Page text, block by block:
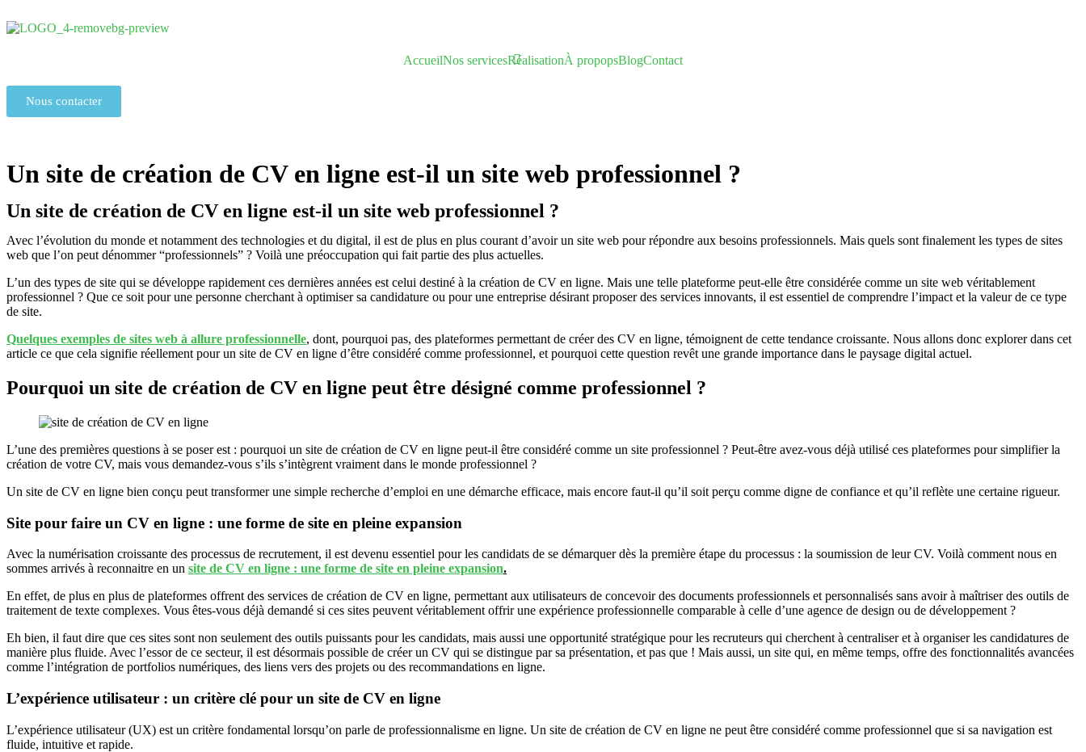
AccueilNos servicesRéalisationÀ propopsBlogContact
Nous contacter
Un site de création de CV en ligne est-il un site web professionnel ?
Un site de création de CV en ligne est-il un site web professionnel ?
Avec l’évolution du monde et notamment des technologies et du digital, il est de plus en plus courant d’avoir un site web pour répondre aux besoins professionnels. Mais quels sont finalement les types de sites
web que l’on peut dénommer “professionnels” ? Voilà une préoccupation qui fait partie des plus actuelles.
L’un des types de site qui se développe rapidement ces dernières années est celui destiné à la création de CV en ligne. Mais une telle plateforme peut-elle être considérée comme un site web véritablement
professionnel ? Que ce soit pour une personne cherchant à optimiser sa candidature ou pour une entreprise désirant proposer des services innovants, il est essentiel de comprendre l’impact et la valeur de ce type
de site.
Quelques exemples de sites web à allure professionnelle, dont, pourquoi pas, des plateformes permettant de créer des CV en ligne, témoignent de cette tendance croissante. Nous allons donc explorer dans cet
article ce que cela signifie réellement pour un site de CV en ligne d’être considéré comme professionnel, et pourquoi cette question revêt une grande importance dans le paysage digital actuel.
Pourquoi un site de création de CV en ligne peut être désigné comme professionnel ?
L’une des premières questions à se poser est : pourquoi un site de création de CV en ligne peut-il être considéré comme un site professionnel ? Peut-être avez-vous déjà utilisé ces plateformes pour simplifier la
création de votre CV, mais vous demandez-vous s’ils s’intègrent vraiment dans le monde professionnel ?
Un site de CV en ligne bien conçu peut transformer une simple recherche d’emploi en une démarche efficace, mais encore faut-il qu’il soit perçu comme digne de confiance et qu’il reflète une certaine rigueur.
Site pour faire un CV en ligne : une forme de site en pleine expansion
Avec la numérisation croissante des processus de recrutement, il est devenu essentiel pour les candidats de se démarquer dès la première étape du processus : la soumission de leur CV. Voilà comment nous en
sommes arrivés à reconnaitre en un site de CV en ligne : une forme de site en pleine expansion.
En effet, de plus en plus de plateformes offrent des services de création de CV en ligne, permettant aux utilisateurs de concevoir des documents professionnels et personnalisés sans avoir à maîtriser des outils de
traitement de texte complexes. Vous êtes-vous déjà demandé si ces sites peuvent véritablement offrir une expérience professionnelle comparable à celle d’une agence de design ou de développement ?
Eh bien, il faut dire que ces sites sont non seulement des outils puissants pour les candidats, mais aussi une opportunité stratégique pour les recruteurs qui cherchent à centraliser et à organiser les candidatures de
manière plus fluide. Avec l’essor de ce secteur, il est désormais possible de créer un CV qui se distingue par sa présentation, et pas que ! Mais aussi, un site qui, en même temps, offre des fonctionnalités avancées
comme l’intégration de portfolios numériques, des liens vers des projets ou des recommandations en ligne.
L’expérience utilisateur : un critère clé pour un site de CV en ligne
L’expérience utilisateur (UX) est un critère fondamental lorsqu’on parle de professionnalisme en ligne. Un site de création de CV en ligne ne peut être considéré comme professionnel que si sa navigation est
fluide, intuitive et rapide.